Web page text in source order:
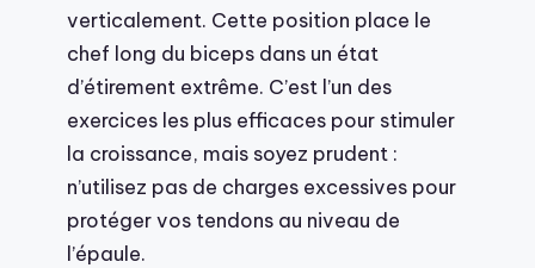
verticalement. Cette position place le
chef long du biceps dans un état
d’étirement extrême. C’est l’un des
exercices les plus efficaces pour stimuler
la croissance, mais soyez prudent :
n’utilisez pas de charges excessives pour
protéger vos tendons au niveau de
l’épaule.